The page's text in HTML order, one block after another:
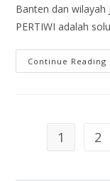
Banten dan wilayah
PERTIWI adalah
Continue Reading
1 2